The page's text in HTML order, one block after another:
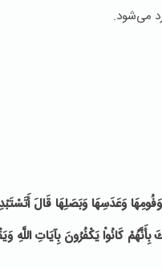
می‌شود.
وَعَدَسِهَا وَبَصَلِهَا قَالَ
كَانُواْ يَكْفُرُونَ بِآيَاتِ اللَّهِ